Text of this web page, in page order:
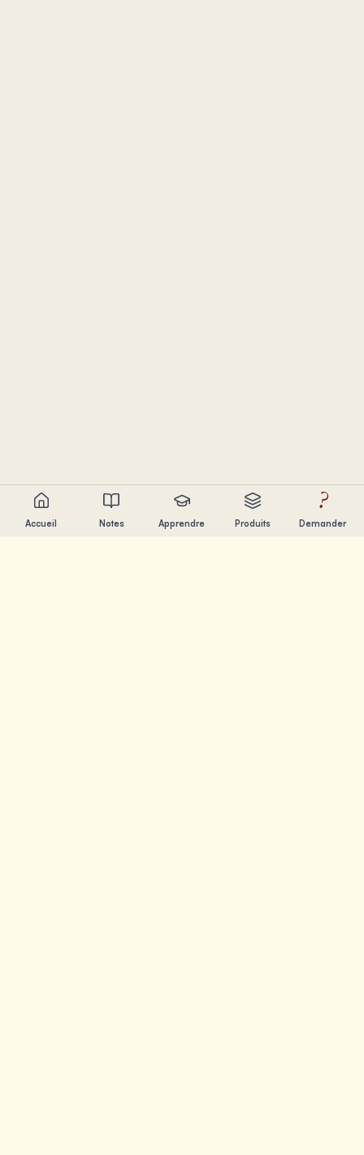
Accueil Notes Apprendre Produits
?
Demander